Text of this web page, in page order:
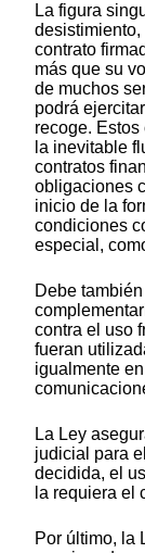
La figura
desistimiento,
contrato
más que su
de muchos
podrá
recoge.
la inevitable
contratos
obligaciones
inicio de la
condiciones
especial,
Debe
contra el uso
fueran
igualmente
La Ley
judicial para
decidida, el
la requiera el
Por último, la